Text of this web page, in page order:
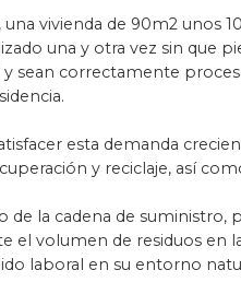
vivienda de 90m2 unos
una y otra vez sin que
sean correctamente
esta demanda
y reciclaje, así
la cadena de
el volumen de residuos en
laboral en su entorno